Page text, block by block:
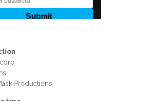
Productions